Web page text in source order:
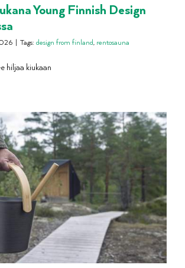
Young Finnish Design
| Tags: design from finland, rentosauna
hiljaa kiukaan